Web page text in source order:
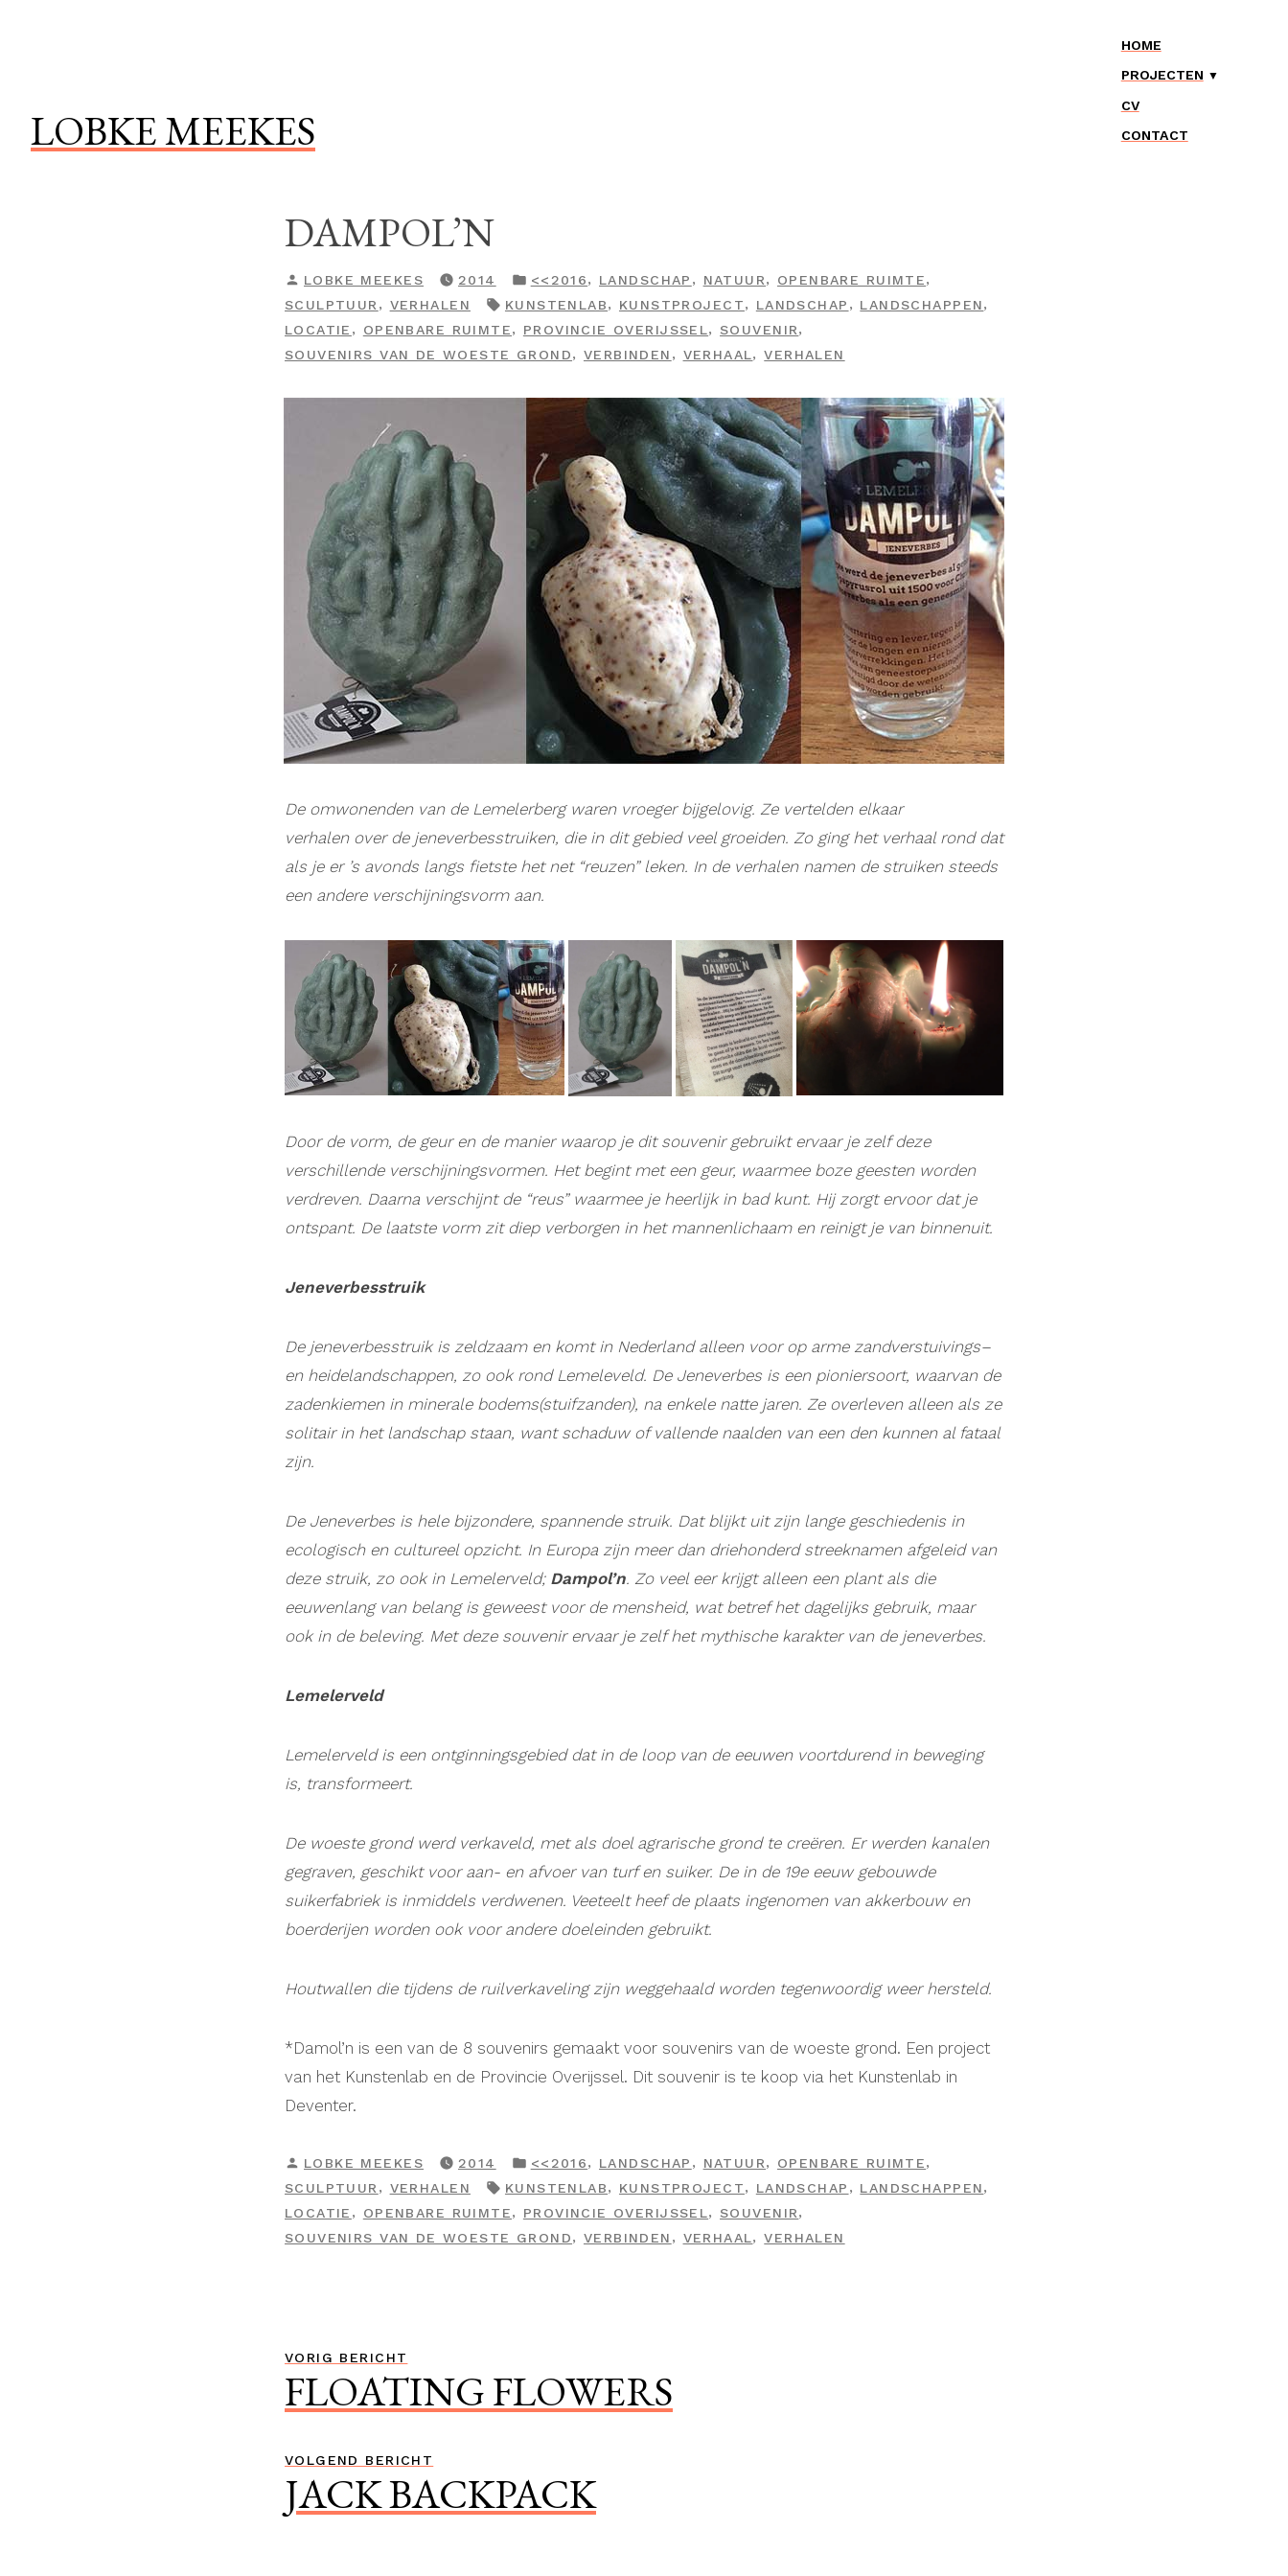
LOBKE MEEKES
HOME
PROJECTEN
CV
CONTACT
DAMPOL’N
GEPLAATST
DOOR
LOBKE MEEKES 2014
GEPLAATST
IN
<<2016, LANDSCHAP , NATUUR, OPENBARE RUIMTE,
SCULPTUUR , VERHALEN TAGS:
KUNSTENLAB, KUNSTPROJECT, LANDSCHAP , LANDSCHAPPEN,
LOCATIE , OPENBARE RUIMTE, PROVINCIE OVERIJSSEL, SOUVENIR,
SOUVENIRS VAN DE WOESTE GROND, VERBINDEN , VERHAAL,VERHALEN
De omwonenden van de Lemelerberg waren vroeger bijgelovig. Ze vertelden elkaar
verhalen over de jeneverbesstruiken, die in dit gebied veel groeiden. Zo ging het verhaal rond dat
als je er ’s avonds langs fietste het net “reuzen” leken. In de verhalen namen de struiken steeds
een andere verschijningsvorm aan.
Door de vorm, de geur en de manier waarop je dit souvenir gebruikt ervaar je zelf deze
verschillende verschijningsvormen. Het begint met een geur, waarmee boze geesten worden
verdreven. Daarna verschijnt de “reus” waarmee je heerlijk in bad kunt. Hij zorgt ervoor dat je
ontspant. De laatste vorm zit diep verborgen in het mannenlichaam en reinigt je van binnenuit.
Jeneverbesstruik
De jeneverbesstruik is zeldzaam en komt in Nederland alleen voor op arme zandverstuivings–
en heidelandschappen, zo ook rond Lemeleveld. De Jeneverbes is een pioniersoort, waarvan de
zadenkiemen in minerale bodems(stuifzanden), na enkele natte jaren. Ze overleven alleen als ze
solitair in het landschap staan, want schaduw of vallende naalden van een den kunnen al fataal
zijn.
De Jeneverbes is hele bijzondere, spannende struik. Dat blijkt uit zijn lange geschiedenis in
ecologisch en cultureel opzicht. In Europa zijn meer dan driehonderd streeknamen afgeleid van
deze struik, zo ook in Lemelerveld; Dampol’n. Zo veel eer krijgt alleen een plant als die
eeuwenlang van belang is geweest voor de mensheid, wat betref het dagelijks gebruik, maar
ook in de beleving. Met deze souvenir ervaar je zelf het mythische karakter van de jeneverbes.
Lemelerveld
Lemelerveld is een ontginningsgebied dat in de loop van de eeuwen voortdurend in beweging
is, transformeert.
De woeste grond werd verkaveld, met als doel agrarische grond te creëren. Er werden kanalen
gegraven, geschikt voor aan- en afvoer van turf en suiker. De in de 19e eeuw gebouwde
suikerfabriek is inmiddels verdwenen. Veeteelt heef de plaats ingenomen van akkerbouw en
boerderijen worden ook voor andere doeleinden gebruikt.
Houtwallen die tijdens de ruilverkaveling zijn weggehaald worden tegenwoordig weer hersteld.
*Damol’n is een van de 8 souvenirs gemaakt voor souvenirs van de woeste grond. Een project
van het Kunstenlab en de Provincie Overijssel. Dit souvenir is te koop via het Kunstenlab in
Deventer.
GEPLAATST
DOOR
LOBKE MEEKES 2014
GEPLAATST
IN
<<2016, LANDSCHAP , NATUUR, OPENBARE RUIMTE,
SCULPTUUR , VERHALEN TAGS:
KUNSTENLAB, KUNSTPROJECT, LANDSCHAP , LANDSCHAPPEN,
LOCATIE , OPENBARE RUIMTE, PROVINCIE OVERIJSSEL, SOUVENIR,
SOUVENIRS VAN DE WOESTE GROND, VERBINDEN , VERHAAL,VERHALEN
Bericht
navigatie
VORIG BERICHT
bericht:
FLOATING FLOWERS
VOLGEND BERICHT
bericht:
JACK BACKPACK